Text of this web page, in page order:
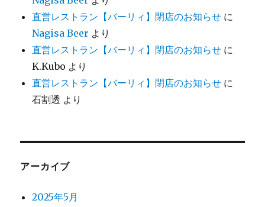
直営レストラン【バーリィ】閉店のお知らせ に
Nagisa Beer より
直営レストラン【バーリィ】閉店のお知らせ に
K.Kubo より
直営レストラン【バーリィ】閉店のお知らせ に
石割透 より
アーカイブ
2025年5月